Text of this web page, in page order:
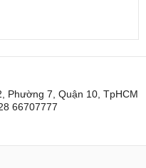
Phường 7, Quận 10, TpHCM
66707777